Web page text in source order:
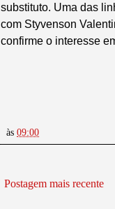
substituto. Uma das
com Styvenson
confirme o interesse
às 09:00
Postagem mais recente